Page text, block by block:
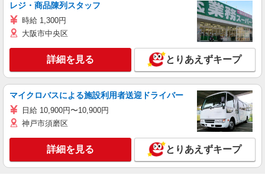
レジ・商品陳列スタッフ
時給 1,300円
大阪市中央区
詳細を見る とりあえずキープ
マイクロバスによる施設利用者送迎ドライバー
日給 10,900円〜10,900円
神戸市須磨区
詳細を見る とりあえずキープ